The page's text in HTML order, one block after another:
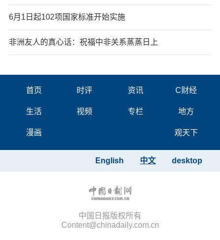
6月1日起102项国家标准开始实施
非洲友人的真心话：祝福中非关系蒸蒸日上
首页 时评 资讯 C财经
生活 视频 专栏 地方
漫画 观天下
desktop
中文
English
中国日报版权所有
Content@chinadaily.com.cn